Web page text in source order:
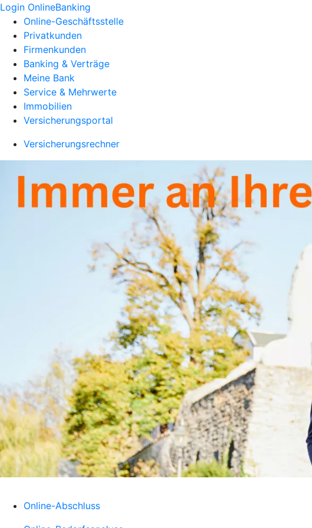
Login OnlineBanking
Online-Geschäftsstelle
Privatkunden
Firmenkunden
Banking & Verträge
Meine Bank
Service & Mehrwerte
Immobilien
Versicherungsportal
Versicherungsrechner
Online-Abschluss